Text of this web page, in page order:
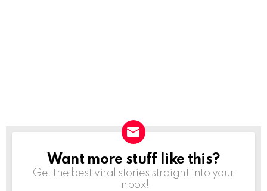
NEWSLETTER
Want more stuff like this?
Get the best viral stories straight into your
inbox!